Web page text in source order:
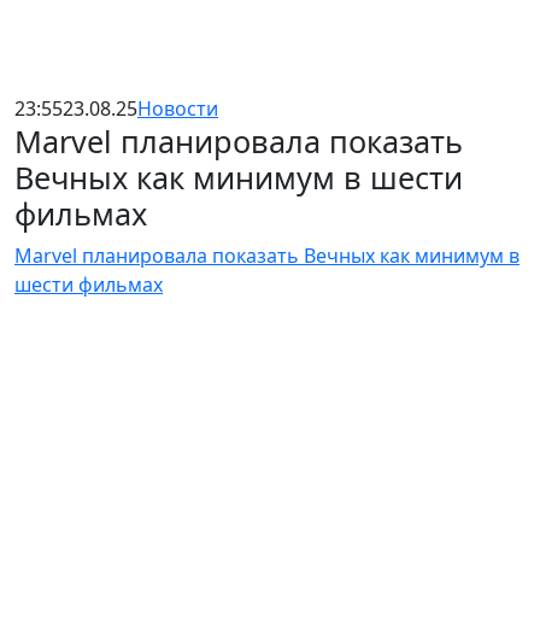
23:5523.08.25Новости
Marvel планировала показать
Вечных как минимум в шести
фильмах
Marvel планировала показать Вечных как минимум в
шести фильмах